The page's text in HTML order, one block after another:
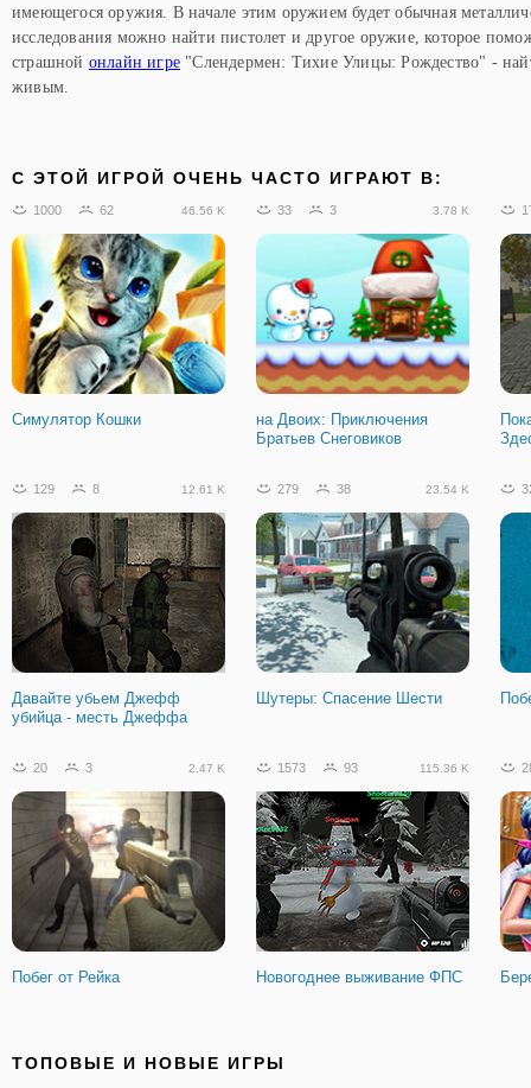
имеющегося оружия. В начале этим оружием будет обычная
исследования можно найти пистолет и другое оружие, которое
страшной онлайн игре "Слендермен: Тихие Улицы: Рождество" -
живым.
C ЭТОЙ ИГРОЙ ОЧЕНЬ ЧАСТО ИГРАЮТ В:
1000 62 46.56 K
Симулятор Кошки
33 3 3.78 K
на Двоих: Приключения
Братьев Снеговиков
129 8 12.61 K
Давайте убьем Джефф
убийца - месть Джеффа
279 38 23.54 K
Шутеры: Спасение Шести
20 3 2.47 K
Побег от Рейка
1573 93 115.36 K
Новогоднее выживание ФПС
ТОПОВЫЕ И НОВЫЕ ИГРЫ